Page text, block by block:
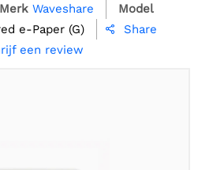
Merk Waveshare
Model
e-Paper (G)

Share
een review